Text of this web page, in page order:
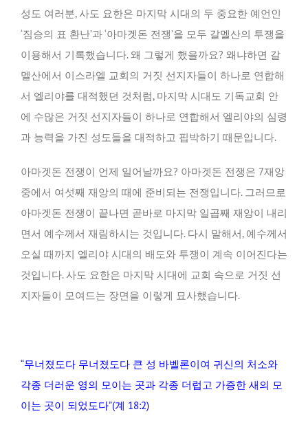
성도 여러분, 사도 요한은 마지막 시대의 두 중요한 예언인
‘짐승의 표 환난’과 ‘아마겟돈 전쟁’을 모두 갈멜산의 투쟁을
이용해서 기록했습니다. 왜 그렇게 했을까요? 왜냐하면 갈
멜산에서 이스라엘 교회의 거짓 선지자들이 하나로 연합해
서 엘리야를 대적했던 것처럼, 마지막 시대도 기독교회 안
에 수많은 거짓 선지자들이 하나로 연합해서 엘리야의 심령
과 능력을 가진 성도들을 대적하고 핍박하기 때문입니다.
아마겟돈 전쟁이 언제 일어날까요? 아마겟돈 전쟁은 7재앙
중에서 여섯째 재앙의 때에 준비되는 전쟁입니다. 그러므로
아마겟돈 전쟁이 끝나면 곧바로 마지막 일곱째 재앙이 내리
면서 예수께서 재림하시는 것입니다. 다시 말해서, 예수께서
오실 때까지 엘리야 시대의 배도와 투쟁이 계속 이어진다는
것입니다. 사도 요한은 마지막 시대에 교회 속으로 거짓 선
지자들이 모여드는 장면을 이렇게 묘사했습니다.
“무너졌도다 무너졌도다 큰 성 바벨론이여 귀신의 처소와
각종 더러운 영의 모이는 곳과 각종 더럽고 가증한 새의 모
이는 곳이 되었도다”(계 18:2)